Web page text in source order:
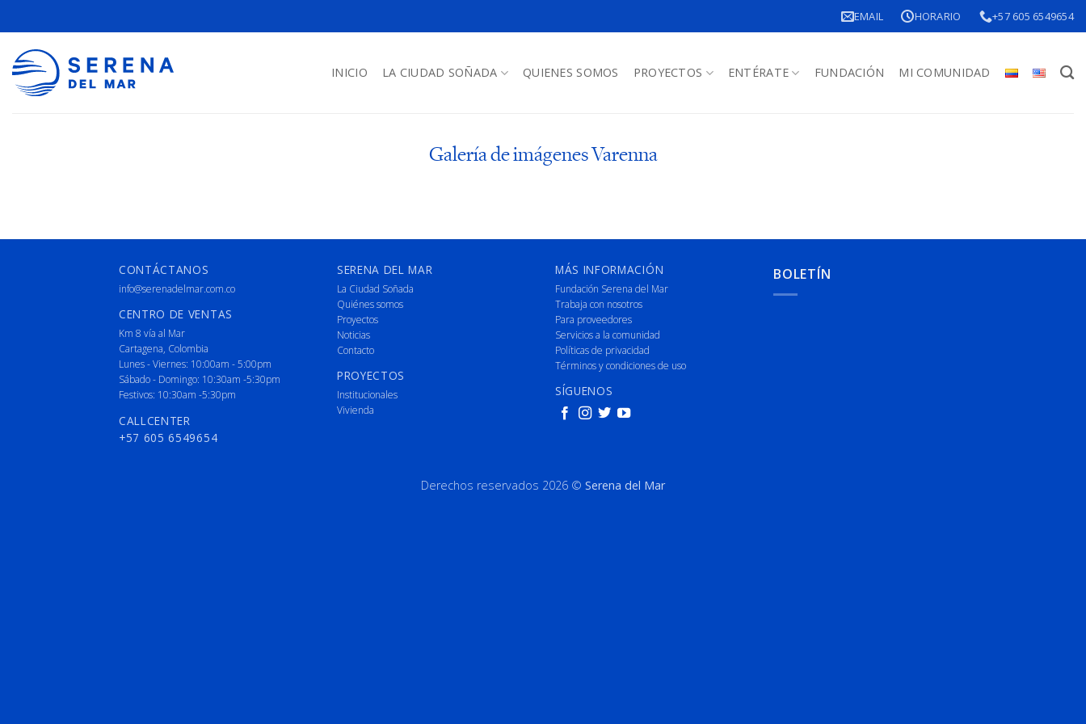
EMAIL HORARIO +57 605 6549654
INICIO LA CIUDAD SOÑADA QUIENES SOMOS PROYECTOS ENTÉRATE FUNDACIÓN MI COMUNIDAD
Galería de imágenes Varenna
CONTÁCTANOS
info@serenadelmar.com.co
CENTRO DE VENTAS
Km 8 vía al Mar
Cartagena, Colombia
Lunes - Viernes: 10:00am - 5:00pm
Sábado - Domingo: 10:30am -5:30pm
Festivos: 10:30am -5:30pm
CALLCENTER
+57 605 6549654
SERENA DEL MAR
La Ciudad Soñada
Quiénes somos
Proyectos
Noticias
Contacto
PROYECTOS
Institucionales
Vivienda
MÁS INFORMACIÓN
Fundación Serena del Mar
Trabaja con nosotros
Para proveedores
Servicios a la comunidad
Políticas de privacidad
Términos y condiciones de uso
SÍGUENOS
BOLETÍN
Derechos reservados 2026 © Serena del Mar